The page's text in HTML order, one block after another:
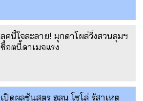
ลุคนี้ใจละลาย! มุกดาโผล่วิ่งสวนลุมฯ
ช็อตนี้ดาเมจแรง
เปิดผลชันสูตร ฮลุน โซโล่ รู้สาเหตุ